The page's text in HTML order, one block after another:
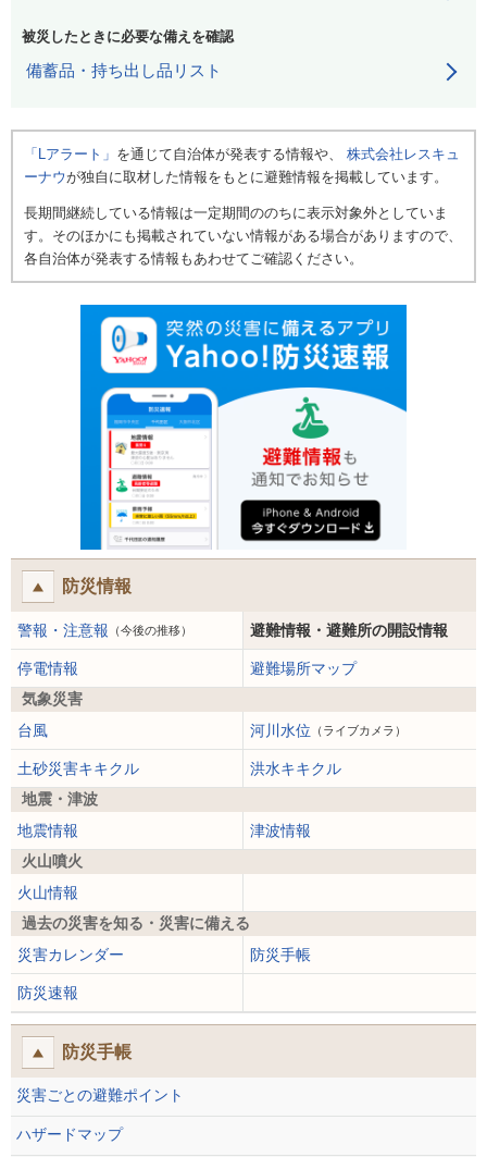
被災したときに必要な備えを確認
備蓄品・持ち出し品リスト
「Lアラート」 を通じて自治体が発表する情報や、 株式会社レスキュ
ーナウが独自に取材した情報をもとに避難情報を掲載しています。
長期間継続している情報は一定期間ののちに表示対象外としていま
す。そのほかにも掲載されていない情報がある場合がありますので、
各自治体が発表する情報もあわせてご確認ください。
防災情報
警報・注意報 （今後の推移） 避難情報・避難所の開設情報
停電情報
避難場所マップ
気象災害
台風
河川水位 （ライブカメラ）
土砂災害キキクル
洪水キキクル
地震・津波
地震情報
津波情報
火山噴火
火山情報
過去の災害を知る・災害に備える
災害カレンダー
防災手帳
防災速報
防災手帳
災害ごとの避難ポイント
ハザードマップ